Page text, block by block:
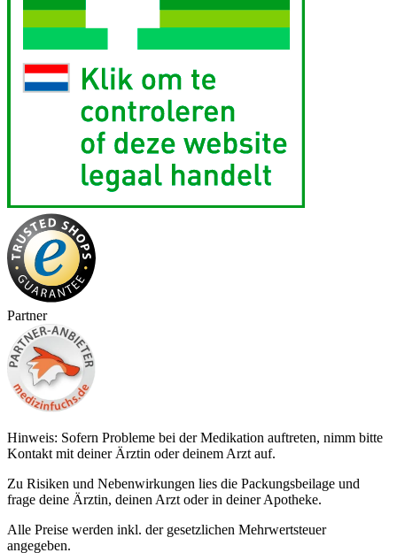
Partner
Hinweis: Sofern Probleme bei der Medikation auftreten, nimm bitte
Kontakt mit deiner Ärztin oder deinem Arzt auf.
Zu Risiken und Nebenwirkungen lies die Packungsbeilage und
frage deine Ärztin, deinen Arzt oder in deiner Apotheke.
Alle Preise werden inkl. der gesetzlichen Mehrwertsteuer
angegeben.